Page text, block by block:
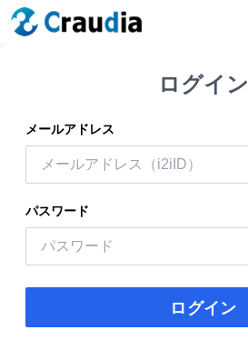
ログイン
メールアドレス
パスワード
ログイン